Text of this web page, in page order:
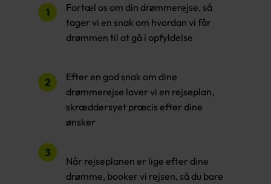
Fortæl os om din drømmerejse, så
tager vi en snak om hvordan vi får
drømmen til at gå i opfyldelse
Efter en god snak om dine
drømmerejse laver vi en rejseplan,
skræddersyet præcis efter dine
ønsker
Når rejseplanen er lige efter dine
drømme, booker vi rejsen, så du bare